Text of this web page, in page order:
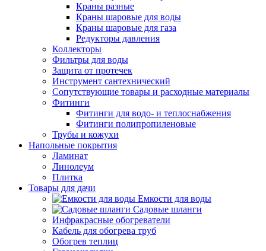
Краны разные
Краны шаровые для воды
Краны шаровые для газа
Редукторы давления
Коллекторы
Фильтры для воды
Защита от протечек
Инструмент сантехнический
Сопутствующие товары и расходные материалы
Фитинги
Фитинги для водо- и теплоснабжения
Фитинги полипропиленовые
Трубы и кожухи
Напольные покрытия
Ламинат
Линолеум
Плитка
Товары для дачи
Емкости для воды
Садовые шланги
Инфракрасные обогреватели
Кабель для обогрева труб
Обогрев теплиц